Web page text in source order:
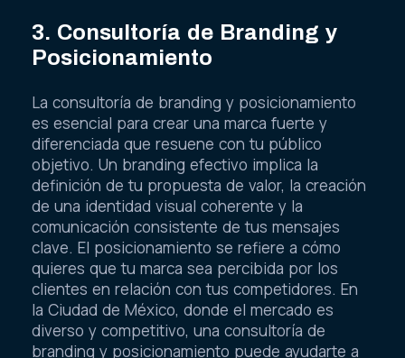
3. Consultoría de Branding y
Posicionamiento
La consultoría de branding y posicionamiento
es esencial para crear una marca fuerte y
diferenciada que resuene con tu público
objetivo. Un branding efectivo implica la
definición de tu propuesta de valor, la creación
de una identidad visual coherente y la
comunicación consistente de tus mensajes
clave. El posicionamiento se refiere a cómo
quieres que tu marca sea percibida por los
clientes en relación con tus competidores. En
la Ciudad de México, donde el mercado es
diverso y competitivo, una consultoría de
branding y posicionamiento puede ayudarte a